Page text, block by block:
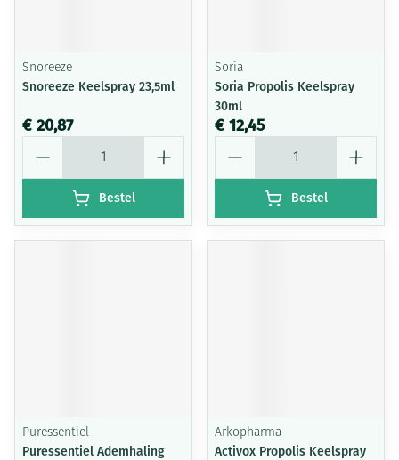
Snoreeze
Snoreeze Keelspray 23,5ml
€ 20,87
Bestel
Soria
Soria Propolis Keelspray
30ml
€ 12,45
Bestel
Puressentiel
Puressentiel Ademhaling
Arkopharma
Activox Propolis Keelspray